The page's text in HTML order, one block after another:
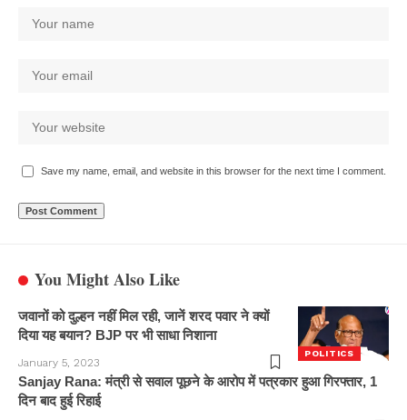
Save my name, email, and website in this browser for the next time I comment.
You Might Also Like
POLITICS
जवानों को दुल्हन नहीं मिल रही, जानें शरद पवार ने क्यों
दिया यह बयान? BJP पर भी साधा निशाना
January 5, 2023
Sanjay Rana: मंत्री से सवाल पूछने के आरोप में पत्रकार हुआ गिरफ्तार, 1
दिन बाद हुई रिहाई